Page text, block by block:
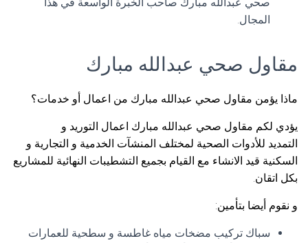
المجال.
مقاول صحي عبدالله مبارك
ماذا يؤمن مقاول صحي عبدالله مبارك من اعمال أو خدمات؟
يؤدي لكم مقاول صحي عبدالله مبارك اعمال التوريد و
التمديد للأدوات الصحية لمختلف المنشآت الخدمية و التجارية و
السكنية قيد الانشاء مع القيام بجميع التشطيبات النهائية للمشاريع
بكل اتقان.
و نقوم أيضا بتأمين:
سباك تركيب مضخات مياه غاطسة و سطحية للعمارات